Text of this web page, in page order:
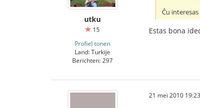
utku
15
Profiel tonen
Land: Turkije
Berichten: 297
Ĉu
Estas bona
21 mei 2010